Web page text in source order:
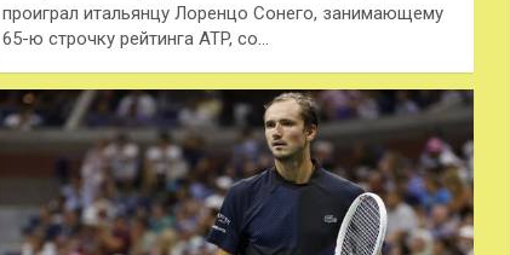
проиграл итальянцу Лоренцо Сонего, занимающему
65-ю строчку рейтинга ATP, со…